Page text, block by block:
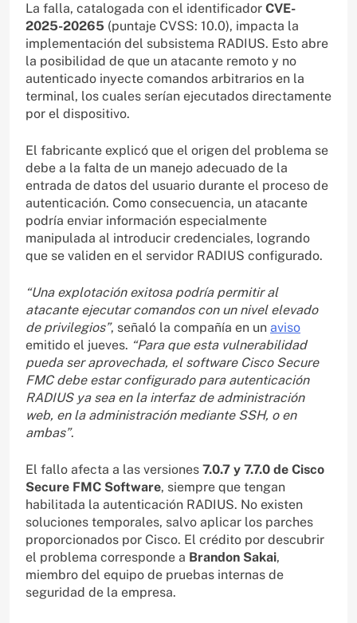
La falla, catalogada con el identificador CVE-
2025-20265 (puntaje CVSS: 10.0), impacta la
implementación del subsistema RADIUS. Esto abre
la posibilidad de que un atacante remoto y no
autenticado inyecte comandos arbitrarios en la
terminal, los cuales serían ejecutados directamente
por el dispositivo.
El fabricante explicó que el origen del problema se
debe a la falta de un manejo adecuado de la
entrada de datos del usuario durante el proceso de
autenticación. Como consecuencia, un atacante
podría enviar información especialmente
manipulada al introducir credenciales, logrando
que se validen en el servidor RADIUS configurado.
“Una explotación exitosa podría permitir al
atacante ejecutar comandos con un nivel elevado
de privilegios”, señaló la compañía en un aviso
emitido el jueves. “Para que esta vulnerabilidad
pueda ser aprovechada, el software Cisco Secure
FMC debe estar configurado para autenticación
RADIUS ya sea en la interfaz de administración
web, en la administración mediante SSH, o en
ambas”.
El fallo afecta a las versiones 7.0.7 y 7.7.0 de Cisco
Secure FMC Software, siempre que tengan
habilitada la autenticación RADIUS. No existen
soluciones temporales, salvo aplicar los parches
proporcionados por Cisco. El crédito por descubrir
el problema corresponde a Brandon Sakai,
miembro del equipo de pruebas internas de
seguridad de la empresa.